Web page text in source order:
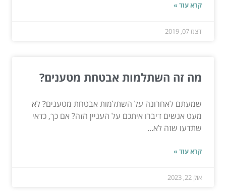
קרא עוד »
דצמ 07, 2019
מה זה השתלמות אבטחת מטענים?
שמעתם לאחרונה על השתלמות אבטחת מטענים? לא
מעט אנשים דיברו איתכם על העניין הזה? אם כך, כדאי
שתדעו שזה לא...
קרא עוד »
אוק 22, 2023